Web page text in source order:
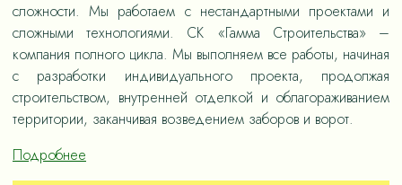
сложности. Мы работаем с нестандартными проектами и
сложными технологиями. СК «Гамма Строительства» –
компания полного цикла. Мы выполняем все работы, начиная
с разработки индивидуального проекта, продолжая
строительством, внутренней отделкой и облагораживанием
территории, заканчивая возведением заборов и ворот.
Подробнее